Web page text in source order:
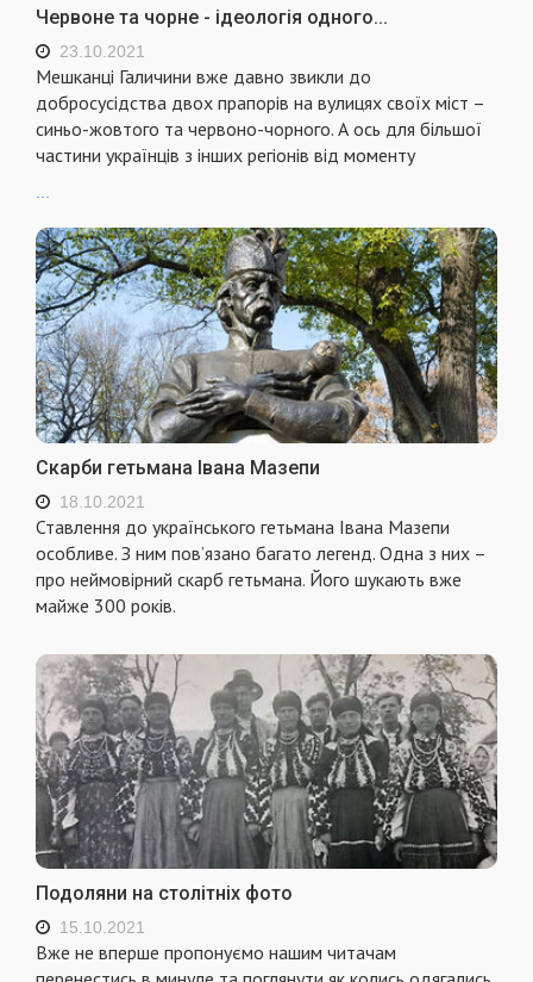
Червоне та чорне - ідеологія одного...
23.10.2021
Мешканці Галичини вже давно звикли до
добросусідства двох прапорів на вулицях своїх міст –
синьо-жовтого та червоно-чорного. А ось для більшої
частини українців з інших регіонів від моменту
...
Скарби гетьмана Івана Мазепи
18.10.2021
Ставлення до українського гетьмана Івана Мазепи
особливе. З ним пов’язано багато легенд. Одна з них –
про неймовірний скарб гетьмана. Його шукають вже
майже 300 років.
Подоляни на столітніх фото
15.10.2021
Вже не вперше пропонуємо нашим читачам